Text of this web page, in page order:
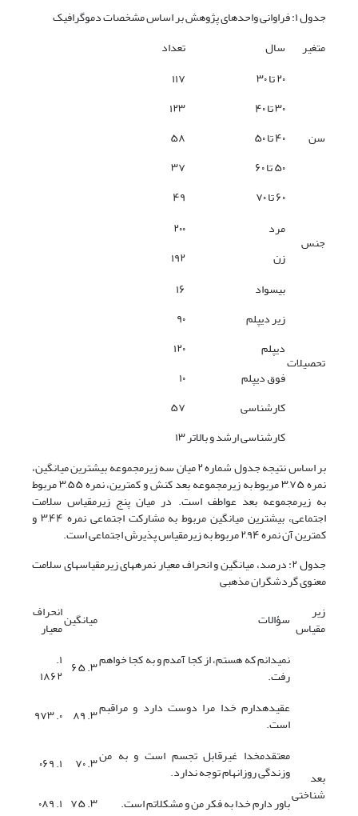
جدول ۱: فراوانی واحدهای پژوهش بر اساس مشخصات دموگرافیک
متغیر
سال تعداد
سن
۲۰ تا ۳۰
۳۰ تا ۴۰
۴۰ تا ۵۰
۵۰ تا ۶۰
۶۰ تا ۷۰
۱۱۷
۱۲۳
۵۸
۳۷
۴۹
جنس
مرد
زن
۲۰۰
۱۹۲
تحصیلات
بیسواد
زیر دیپلم
دیپلم
فوق دیپلم
کارشناسی
کارشناسی ارشد و بالاتر
۱۶
۹۰
۱۲۰
۱۰
۵۷
۱۳
بر اساس نتیجه جدول شماره ۲ میان سه زیرمجموعه بیشترین میانگین،
نمره ۳,۷۵ مربوط به زیرمجموعه بعد کنش و کمترین، نمره ۳,۵۵ مربوط
به زیرمجموعه بعد عواطف است. در میان پنج زیرمقیاس سلامت
اجتماعی، بیشترین میانگین مربوط به مشارکت اجتماعی نمره ۳,۴۴ و
کمترین آن نمره ۲,۹۴ مربوط به زیرمقیاس پذیرش اجتماعی است.
جدول ۲: درصد، میانگین و انحراف معیار نمرههای زیرمقیاسهای سلامت
معنوی گردشگران مذهبی
زیر
مقیاس سؤالات میانگینانحراف
معیار
بعد
شناختی
نمیدانم که هستم، از کجا آمدم و به کجا خواهم
رفت. ۳. ۶۵ ۱.
۱۸۶۲
عقیدهدارم خدا مرا دوست دارد و مراقبم
است. ۳. ۸۹
۰. ۹۷۳
معتقدمخدا غیرقابل تجسم است و به من
وزندگی روزانهام توجه ندارد. ۳. ۷۰
۱. ۰۶۹
باور دارم خدا به فکر من و مشکلاتم است.
۳. ۷۵
۱. ۰۸۹